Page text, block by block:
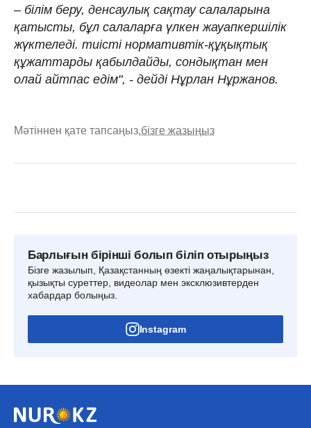
– білім беру, денсаулық сақтау салаларына
қатысты, бұл салаларға үлкен жауапкершілік
жүктеледі. тиісті нормативтік-құқықтық
құжаттарды қабылдайды, сондықтан мен
олай айтпас едім", - дейді Нұрлан Нұржанов.
Мәтіннен қате тапсаңыз,бізге жазыңыз
Барлығын бірінші болып біліп отырыңыз
Бізге жазылып, Қазақстанның өзекті жаңалықтарынан,
қызықты суреттер, видеолар мен эксклюзивтерден
хабардар болыңыз.
Instagram